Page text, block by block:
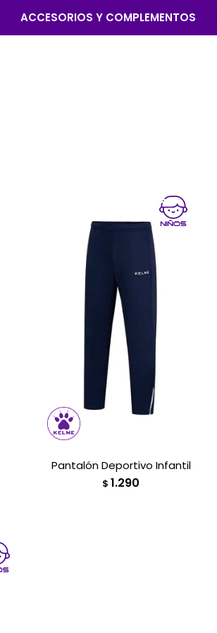
ACCESORIOS Y COMPLEMENTOS
Pantalón Deportivo Infantil
$ 1.290